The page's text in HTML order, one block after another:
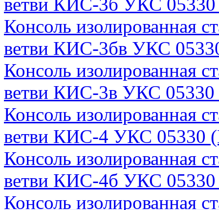
Консоль изолированная
ветви КИС-3бв УКС
Консоль изолированная
ветви КИС-3в УКС
Консоль изолированная
ветви КИС-4 УКС 05330
Консоль изолированная
ветви КИС-4б УКС
Консоль изолированная